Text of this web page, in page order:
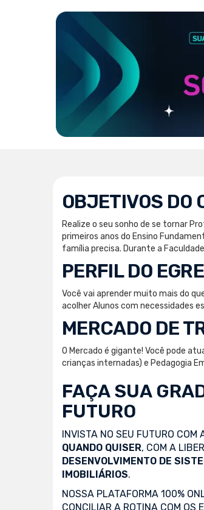
OBJETIVOS DO
Realize o seu sonho de se tornar
primeiros anos do Ensino
família precisa. Durante a
PERFIL DO
Você vai aprender muito mais do
acolher Alunos com necessidades
MERCADO DE
O Mercado é gigante! Você pode
crianças internadas) e Pedagogia
FAÇA SUA
FUTURO
INVISTA NO SEU FUTURO COM
QUANDO QUISER, COM A
DESENVOLVIMENTO DE
IMOBILIÁRIOS.
NOSSA PLATAFORMA 100%
CONCILIAR A ROTINA COM OS